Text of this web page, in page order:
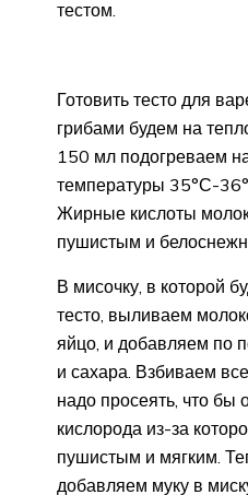
тестом.
Готовить тесто для
грибами будем на
150 мл подогреваем
температуры 35°С-
Жирные кислоты
пушистым и
В мисочку, в которой
тесто, выливаем
яйцо, и добавляем по
и сахара. Взбиваем
надо просеять, что бы
кислорода из-за
пушистым и мягким.
добавляем муку в